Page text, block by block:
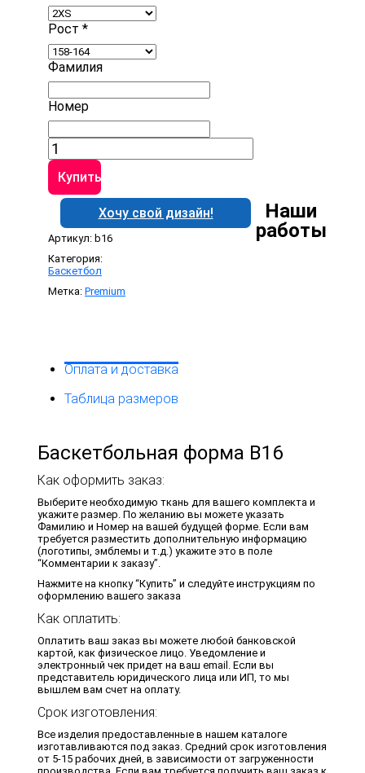
Рост *
Фамилия
Номер
Количество
товара
Баскетбольная
форма
B16
Купить
Хочу свой дизайн!
Артикул: b16
Категория:
Баскетбол
Метка: Premium
Оплата и доставка
Таблица размеров
Баскетбольная форма B16
Как оформить заказ:
Выберите необходимую ткань для вашего комплекта и
укажите размер. По желанию вы можете указать
Фамилию и Номер на вашей будущей форме. Если вам
требуется разместить дополнительную информацию
(логотипы, эмблемы и т.д.) укажите это в поле
“Комментарии к заказу”.
Нажмите на кнопку “Купить” и следуйте инструкциям по
оформлению вашего заказа
Как оплатить:
Оплатить ваш заказ вы можете любой банковской
картой, как физическое лицо. Уведомление и
электронный чек придет на ваш email. Если вы
представитель юридического лица или ИП, то мы
вышлем вам счет на оплату.
Срок изготовления:
Все изделия предоставленные в нашем каталоге
изготавливаются под заказ. Средний срок изготовления
от 5-15 рабочих дней, в зависимости от загруженности
Наши
работы